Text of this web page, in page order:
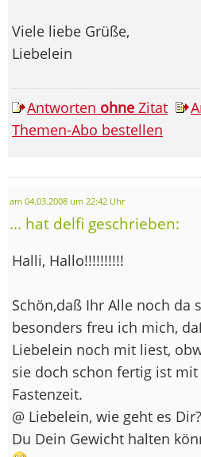
Viele liebe Grüße,
Liebelein
Antworten ohne Zitat
Themen-Abo bestellen
am 04.03.2008 um 22:42 Uhr
... hat delfi geschrieben:
Halli, Hallo!!!!!!!!!!
Schön,daß Ihr Alle noch da
besonders freu ich mich,
Liebelein noch mit liest,
sie doch schon fertig ist
Fastenzeit.
@ Liebelein, wie geht es
Du Dein Gewicht halten